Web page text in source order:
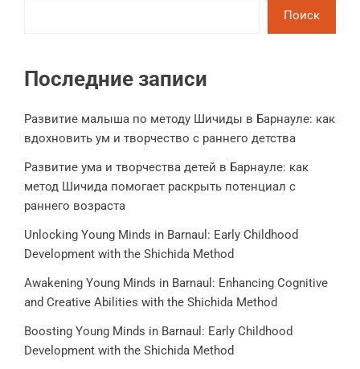
Поиск
Последние записи
Развитие малыша по методу Шичиды в Барнауле: как
вдохновить ум и творчество с раннего детства
Развитие ума и творчества детей в Барнауле: как
метод Шичида помогает раскрыть потенциал с
раннего возраста
Unlocking Young Minds in Barnaul: Early Childhood
Development with the Shichida Method
Awakening Young Minds in Barnaul: Enhancing Cognitive
and Creative Abilities with the Shichida Method
Boosting Young Minds in Barnaul: Early Childhood
Development with the Shichida Method